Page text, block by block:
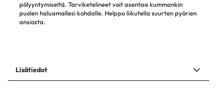
pölyyntymiseltä. Tarviketelineet voit asentaa kummankin
puolen haluamallesi kohdalle. Helppo liikutella suurten pyörien
ansiosta.
Lisätiedot